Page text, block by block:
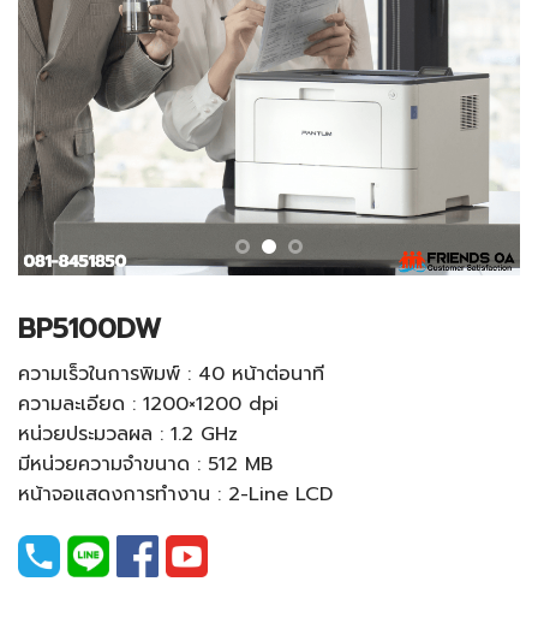
BP5100DW
ความเร็วในการพิมพ์ : 40 หน้าต่อนาที
ความละเอียด : 1200×1200 dpi
หน่วยประมวลผล : 1.2 GHz
มีหน่วยความจำขนาด : 512 MB
หน้าจอแสดงการทำงาน : 2-Line LCD